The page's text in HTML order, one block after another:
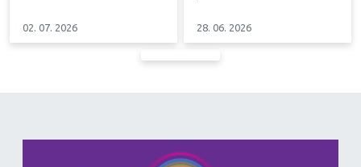
02. 07. 2026 28. 06. 2026